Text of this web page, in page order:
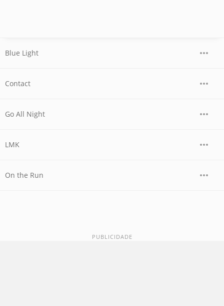
Blue Light
Contact
Go All Night
LMK
On the Run